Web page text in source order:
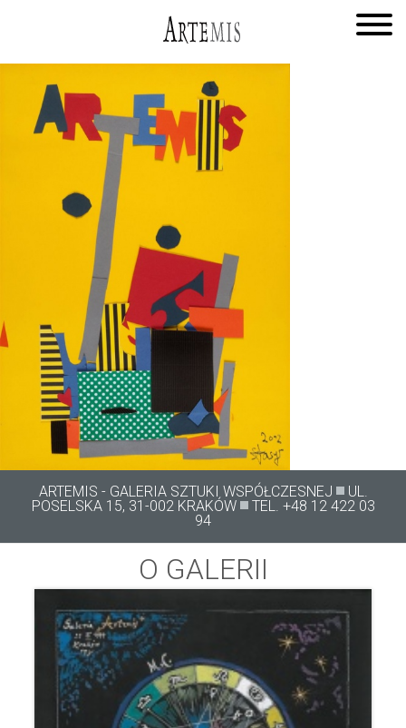
ARTEMIS - GALERIA SZTUKI WSPÓŁCZESNEJ
UL.
POSELSKA 15, 31-002 KRAKÓW
TEL. +48 12 422 03
94
O GALERII